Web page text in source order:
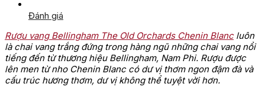
Đánh giá
Rượu vang Bellingham The Old Orchards Chenin Blancluôn
là chai vang trắng đứng trong hàng ngũ những chai vang nổi
tiếng đến từ thương hiệu Bellingham, Nam Phi. Rượu được
lên men từ nho Chenin Blanc có dư vị thơm ngon đậm đà và
cấu trúc hương thơm, dư vị không thể tuyệt vời hơn.